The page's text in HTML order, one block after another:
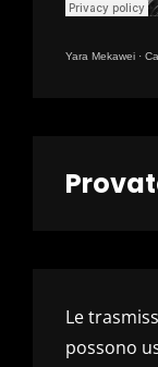
Yara Mekawei ·
Le
possono